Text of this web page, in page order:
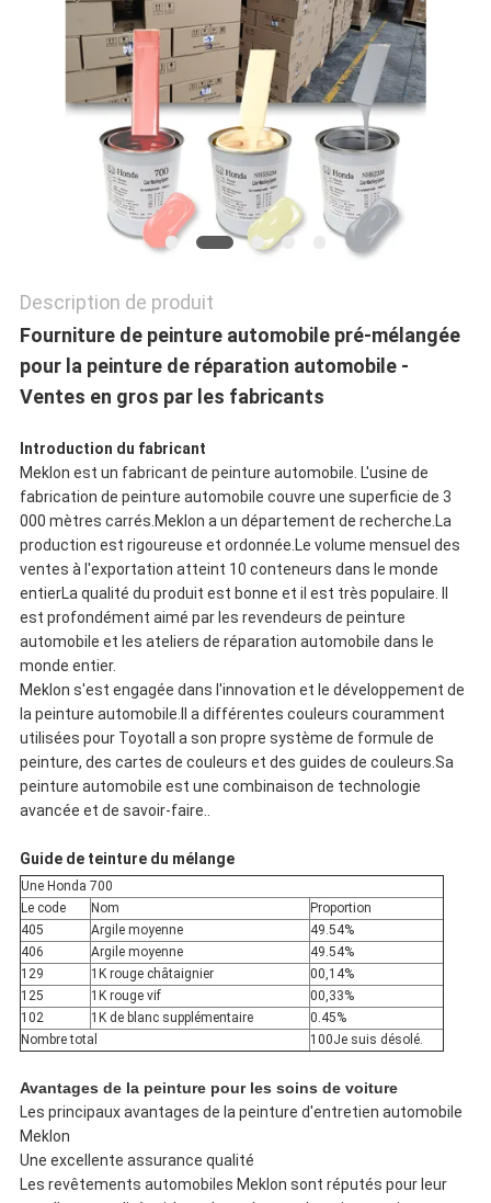
PLAN
POLITIQUE
CONFIDENTIALITÉ
Description de produit
Fourniture de peinture automobile pré-mélangée
pour la peinture de réparation automobile -
Ventes en gros par les fabricants
Introduction du fabricant
Meklon est un fabricant de peinture automobile. L'usine de
fabrication de peinture automobile couvre une superficie de 3
000 mètres carrés.Meklon a un département de recherche.La
production est rigoureuse et ordonnée.Le volume mensuel des
ventes à l'exportation atteint 10 conteneurs dans le monde
entierLa qualité du produit est bonne et il est très populaire. Il
est profondément aimé par les revendeurs de peinture
automobile et les ateliers de réparation automobile dans le
monde entier.
Meklon s'est engagée dans l'innovation et le développement de
la peinture automobile.Il a différentes couleurs couramment
utilisées pour ToyotaIl a son propre système de formule de
peinture, des cartes de couleurs et des guides de couleurs.Sa
peinture automobile est une combinaison de technologie
avancée et de savoir-faire..
Guide de teinture du mélange
Une Honda 700
Le code
Nom
Proportion
405
Argile moyenne
49.54%
406
Argile moyenne
49.54%
129
1K rouge châtaignier
00,14%
125
1K rouge vif
00,33%
102
1K de blanc supplémentaire
0.45%
Nombre total
100Je suis désolé.
Avantages de la peinture pour les soins de voiture
Les principaux avantages de la peinture d'entretien automobile
Meklon
Une excellente assurance qualité
Les revêtements automobiles Meklon sont réputés pour leur